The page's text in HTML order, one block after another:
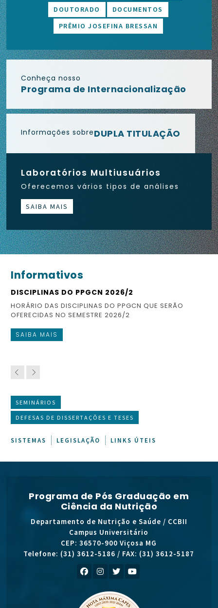
DOUTORADO
DOCUMENTOS
PRÊMIO JOSEFINA BRESSAN
Conheça nosso
Programa de Internacionalização
Informações sobreDUPLA TITULAÇÃO
Laboratórios Multiusuários
Oferecemos vários tipos de análises
SAIBA MAIS
Informativos
DISCIPLINAS DO PPGCN 2026/2
HORÁRIO DAS DISCIPLINAS DO PPGCN QUE SERÃO
OFERECIDAS NO SEMESTRE 2026/2
SAIBA MAIS
SEMINÁRIOS
DEFESAS DE DISSERTAÇÕES E TESES
SISTEMAS LEGISLAÇÃO LINKS ÚTEIS
Programa de Pós Graduação em
Ciência da Nutrição
Departamento de Nutrição e Saúde / CCBII
Campus Universitário
CEP: 36570-900 Viçosa MG
Telefone: (31) 3612-5186 / FAX: (31) 3612-5187